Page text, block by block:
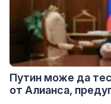
Путин може да
от Алианса,